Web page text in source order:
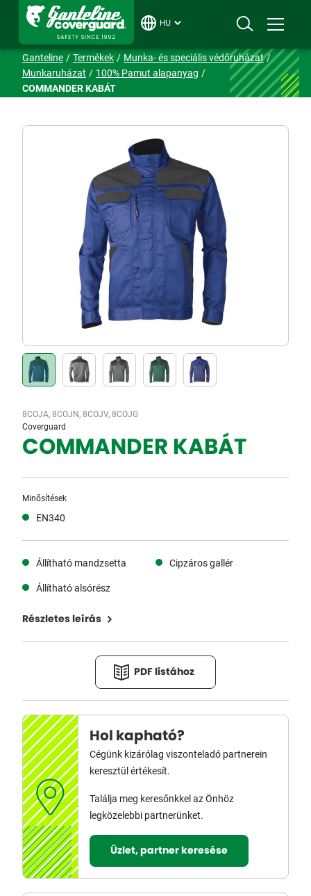
HU
Ganteline Termékek
Munka- és speciális védőruházat
Munkaruházat
100% Pamut alapanyag
COMMANDER KABÁT
8COJA, 8COJN, 8COJV, 8COJG
Coverguard
COMMANDER KABÁT
Minősítések
EN340
Állítható mandzsetta
Cipzáros gallér
Állítható alsórész
Részletes leírás
PDF listához
Hol kapható?
Cégünk kizárólag viszonteladó partnerein
keresztül értékesít.
Találja meg keresőnkkel az Önhöz
legközelebbi partnerünket.
Üzlet, partner keresése